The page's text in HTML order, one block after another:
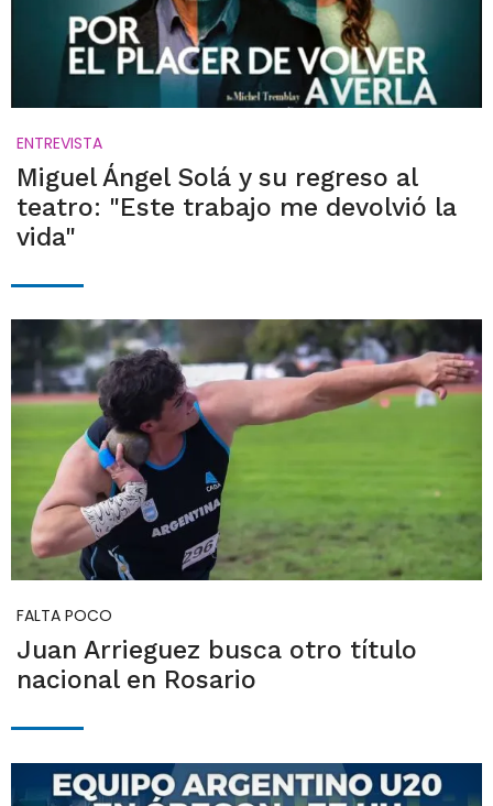
ENTREVISTA
Miguel Ángel Solá y su regreso al
teatro: "Este trabajo me devolvió la
vida"
FALTA POCO
Juan Arrieguez busca otro título
nacional en Rosario